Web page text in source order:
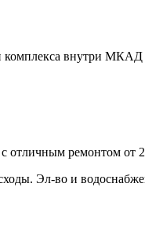
комплекса внутри
отличным ремонтом от
Эл-во и